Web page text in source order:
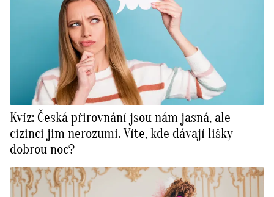
Kvíz: Česká přirovnání jsou nám jasná, ale
cizinci jim nerozumí. Víte, kde dávají lišky
dobrou noc?